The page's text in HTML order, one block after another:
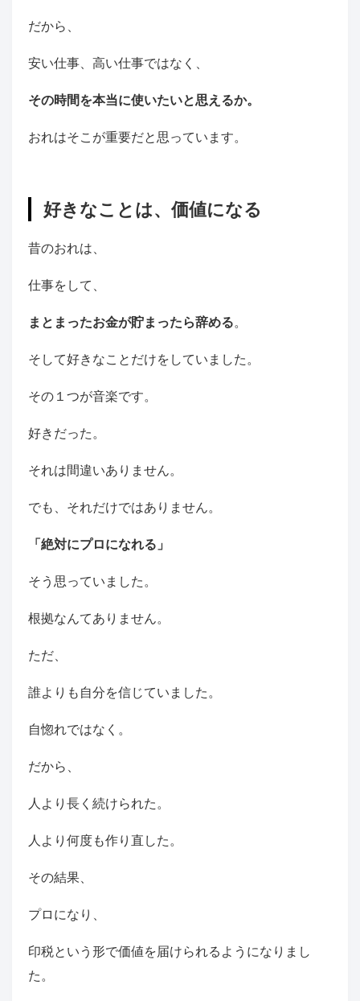
だから、
安い仕事、高い仕事ではなく、
その時間を本当に使いたいと思えるか。
おれはそこが重要だと思っています。
好きなことは、価値になる
昔のおれは、
仕事をして、
まとまったお金が貯まったら辞める。
そして好きなことだけをしていました。
その１つが音楽です。
好きだった。
それは間違いありません。
でも、それだけではありません。
「絶対にプロになれる」
そう思っていました。
根拠なんてありません。
ただ、
誰よりも自分を信じていました。
自惚れではなく。
だから、
人より長く続けられた。
人より何度も作り直した。
その結果、
プロになり、
印税という形で価値を届けられるようになりまし
た。